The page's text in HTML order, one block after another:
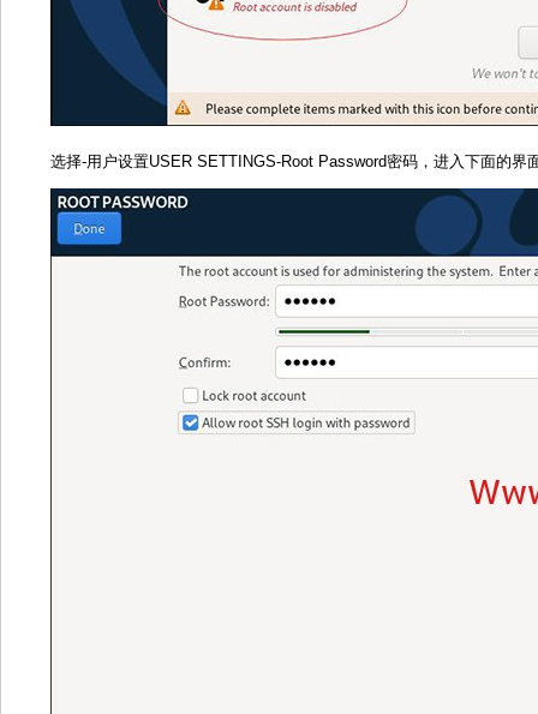
选择-用户设置USER SETTINGS-Root Password密码，进入下面的界